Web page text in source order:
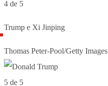
4 de 5
Trump e Xi Jinping
Thomas Peter-Pool/Getty Images
5 de 5